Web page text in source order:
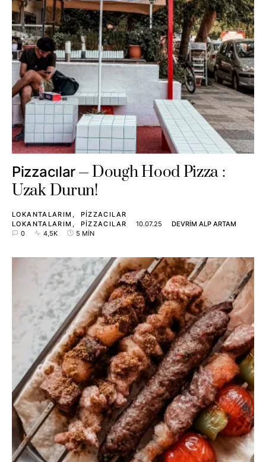
Pizzacılar
Dough Hood Pizza :
Uzak Durun!
LOKANTALARIM
PIZZACILAR
LOKANTALARIM
PIZZACILAR 10.07.25
DEVRIM ALP ARTAM
0
4,5K 5 MIN